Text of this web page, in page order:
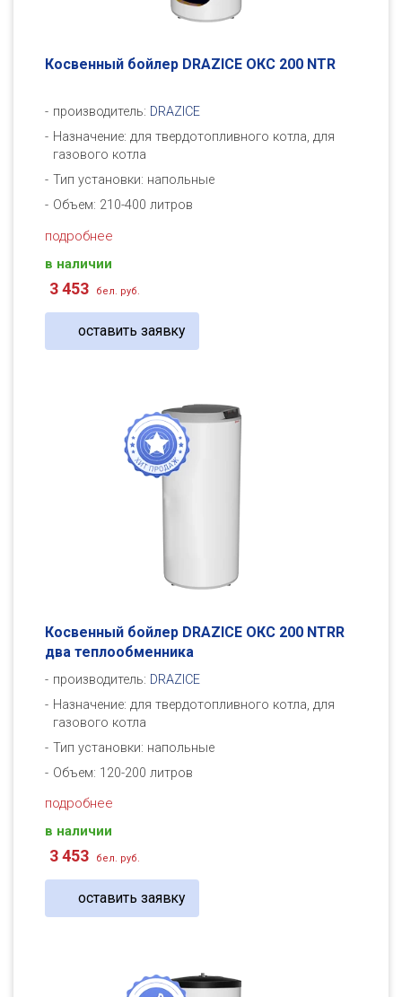
Косвенный бойлер DRAZICE ОКC 200 NTR
производитель: DRAZICE
Назначение: для твердотопливного котла, для
газового котла
Тип установки: напольные
Объем: 210-400 литров
подробнее
в наличии
3 453 бел. руб.
оставить заявку
Косвенный бойлер DRAZICE ОКC 200 NTRR
два теплообменника
производитель: DRAZICE
Назначение: для твердотопливного котла, для
газового котла
Тип установки: напольные
Объем: 120-200 литров
подробнее
в наличии
3 453 бел. руб.
оставить заявку